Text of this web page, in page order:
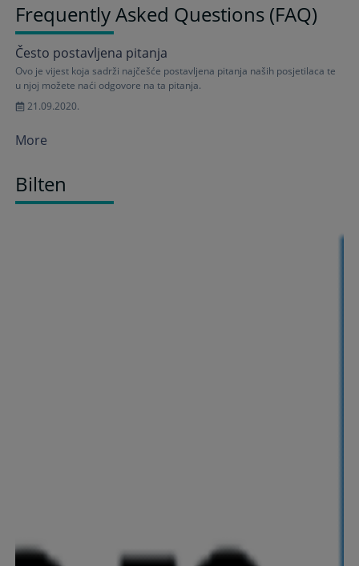
Frequently Asked Questions (FAQ)
Često postavljena pitanja
Ovo je vijest koja sadrži najčešće postavljena pitanja naših posjetilaca te
u njoj možete naći odgovore na ta pitanja.
21.09.2020.
More
Bilten